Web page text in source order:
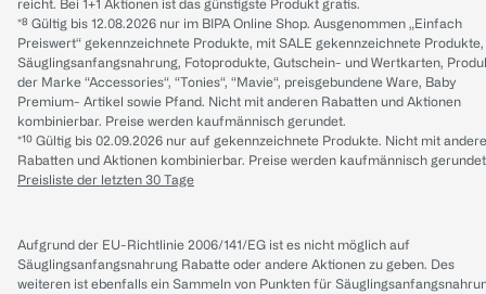
reicht. Bei 1+1 Aktionen ist das günstigste Produkt gratis.
*⁸ Gültig bis 12.08.2026 nur im BIPA Online Shop. Ausgenommen „Einfach
Preiswert“ gekennzeichnete Produkte, mit SALE gekennzeichnete Produkte,
Säuglingsanfangsnahrung, Fotoprodukte, Gutschein- und Wertkarten,
der Marke “Accessories“, “Tonies“, “Mavie“, preisgebundene Ware, Baby
Premium- Artikel sowie Pfand. Nicht mit anderen Rabatten und Aktionen
kombinierbar. Preise werden kaufmännisch gerundet.
*¹⁰ Gültig bis 02.09.2026 nur auf gekennzeichnete Produkte. Nicht mit
Rabatten und Aktionen kombinierbar. Preise werden kaufmännisch
Preisliste der letzten 30 Tage
Aufgrund der EU-Richtlinie 2006/141/EG ist es nicht möglich auf
Säuglingsanfangsnahrung Rabatte oder andere Aktionen zu geben. Des
weiteren ist ebenfalls ein Sammeln von Punkten für